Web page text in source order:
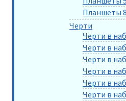
Планшеты
Черти
Черти в
Черти в
Черти в
Черти в
Черти в
Черти в